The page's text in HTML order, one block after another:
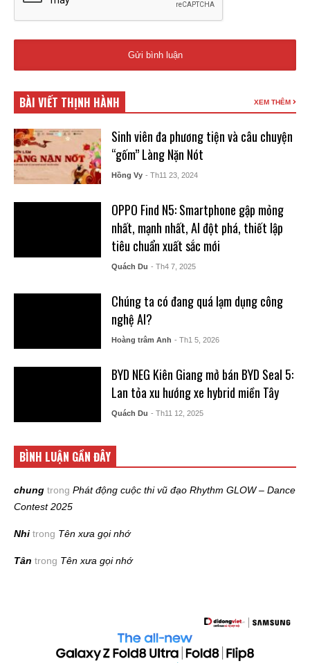
BÀI VIẾT THỊNH HÀNH XEM THÊM
Sinh viên đa phương tiện và câu chuyện
“gốm” Làng Nặn Nót
Hồng Vy - Th11 23, 2024
OPPO Find N5: Smartphone gập mỏng
nhất, mạnh nhất, AI đột phá, thiết lập
tiêu chuẩn xuất sắc mới
Quách Du - Th4 7, 2025
Chúng ta có đang quá lạm dụng công
nghệ AI?
Hoàng trâm Anh - Th1 5, 2026
BYD NEG Kiên Giang mở bán BYD Seal 5:
Lan tỏa xu hướng xe hybrid miền Tây
Quách Du - Th11 12, 2025
BÌNH LUẬN GẦN ĐÂY
chung trong Phát động cuộc thi vũ đạo Rhythm GLOW – Dance
Contest 2025
Nhi trong Tên xưa gọi nhớ
Tân trong Tên xưa gọi nhớ